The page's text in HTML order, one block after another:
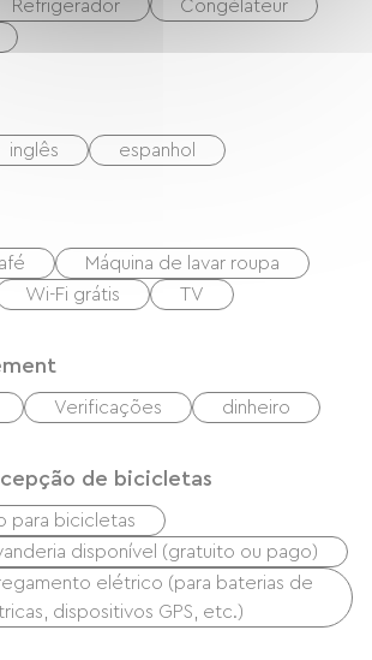
Refrigerador
Congélateur
inglês espanhol
Máquina de lavar roupa
Wi-Fi grátis TV
Verificações dinheiro
de bicicletas
para bicicletas
disponível (gratuito ou pago)
elétrico (para baterias de
dispositivos GPS, etc.)